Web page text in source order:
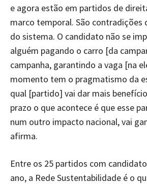
e agora estão em partidos de
marco temporal. São contradições
do sistema. O candidato não se
alguém pagando o carro [da
campanha, garantindo a vaga [na
momento tem o pragmatismo da
qual [partido] vai dar mais
prazo o que acontece é que esse
num outro impacto nacional, vai
afirma.
Entre os 25 partidos com
ano, a Rede Sustentabilidade é o